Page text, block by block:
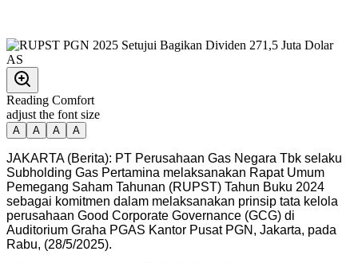
Reading Comfort
adjust the font size
A A A A
JAKARTA (Berita): PT Perusahaan Gas Negara Tbk selaku
Subholding Gas Pertamina melaksanakan Rapat Umum
Pemegang Saham Tahunan (RUPST) Tahun Buku 2024
sebagai komitmen dalam melaksanakan prinsip tata kelola
perusahaan Good Corporate Governance (GCG) di
Auditorium Graha PGAS Kantor Pusat PGN, Jakarta, pada
Rabu, (28/5/2025).